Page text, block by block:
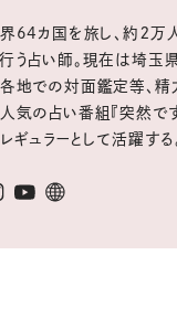
64カ国を旅し、約２
う占い師。現在は埼玉
地での対面鑑定等、精
気の占い番組『突然で
ギュラーとして活躍する